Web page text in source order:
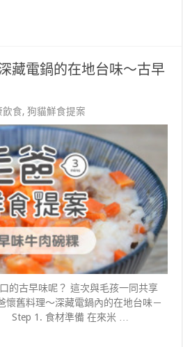
藏電鍋的在地台味～古早
飲食,狗貓鮮食提案
的古早味呢？ 這次與毛孩一同共享
懷舊料理～深藏電鍋內的在地台味－
Step 1. 食材準備 在來米 …